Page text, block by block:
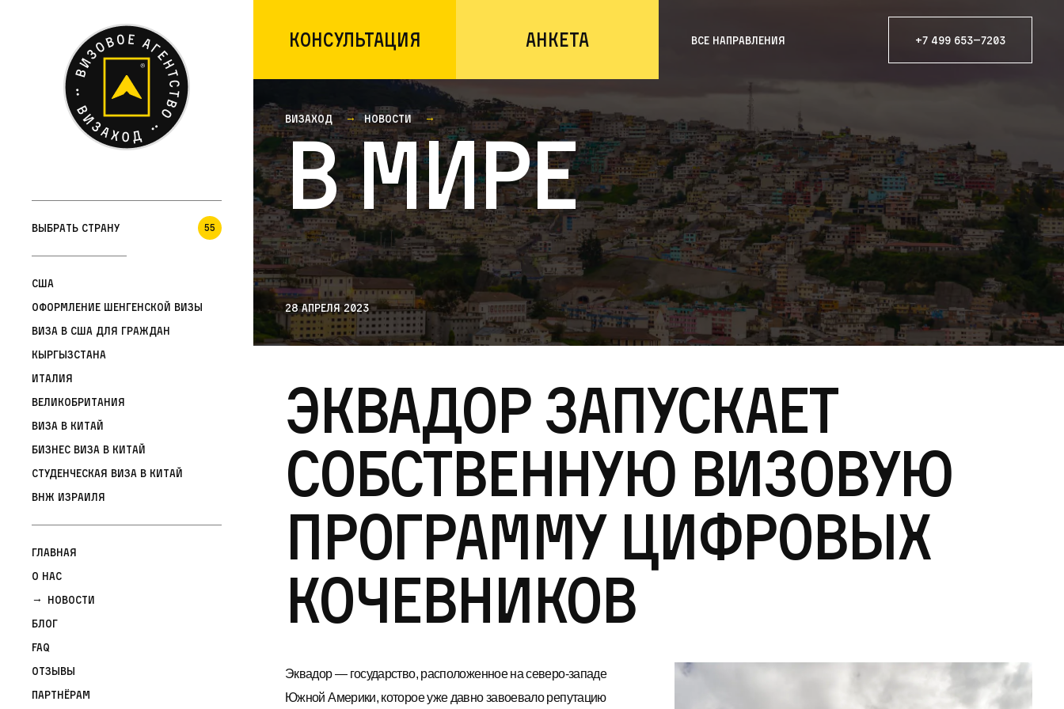
Консультация Анкета Все направления +7 499 653—7203
Выбрать страну 55
США
Оформление шенгенской визы
Виза в США для граждан
Кыргызстана
Италия
Великобритания
Виза в Китай
Бизнес виза в Китай
Студенческая виза в Китай
ВНЖ Израиля
Главная
О нас
Новости
Блог
FAQ
Отзывы
Партнёрам
Визаход Новости
В мире
28 апреля 2023
Эквадор запускает
собственную визовую
программу Цифровых
Кочевников
Эквадор — государство, расположенное на северо-западе
Южной Америки, которое уже давно завоевало репутацию